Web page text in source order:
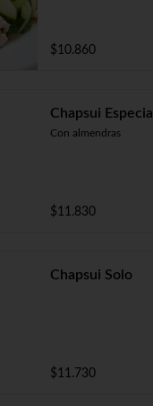
$10.860
Chapsui Especial
Con almendras
$11.830
Chapsui Solo
$11.730